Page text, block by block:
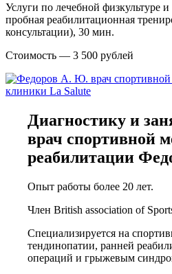
Услуги по лечебной физкультуре
пробная реабилитационная
консультации), 30 мин.
Стоимость — 3 500 рублей
Диагностику и
врач спортивной
реабилитации
Опыт работы более 20 лет.
Член British association of
Специализируется на
тендинопатии, ранней
операций и грыжевым